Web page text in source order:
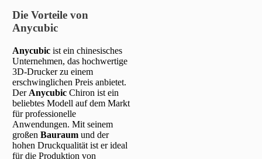
Die Vorteile von
Anycubic
Anycubic ist ein chinesisches
Unternehmen, das hochwertige
3D-Drucker zu einem
erschwinglichen Preis anbietet.
Der Anycubic Chiron ist ein
beliebtes Modell auf dem Markt
für professionelle
Anwendungen. Mit seinem
großen Bauraum und der
hohen Druckqualität ist er ideal
für die Produktion von